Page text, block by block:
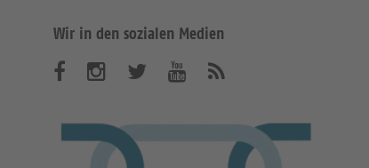
Wir in den sozialen Medien
B
s
B
s
B
s
B
s
A
n